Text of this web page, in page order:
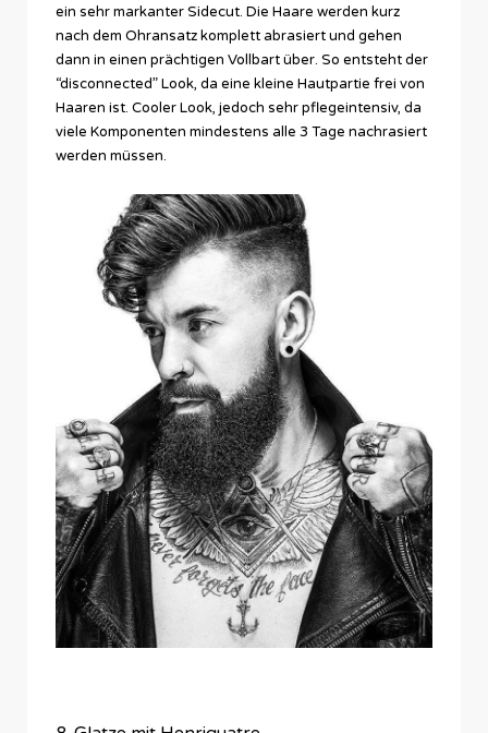
ein sehr markanter Sidecut. Die Haare werden kurz
nach dem Ohransatz komplett abrasiert und gehen
dann in einen prächtigen Vollbart über. So entsteht der
“disconnected” Look, da eine kleine Hautpartie frei von
Haaren ist. Cooler Look, jedoch sehr pflegeintensiv, da
viele Komponenten mindestens alle 3 Tage nachrasiert
werden müssen.